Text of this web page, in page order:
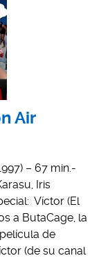
Air
– 67 min.-
Iris
Víctor (El
a ButaCage, la
de
(de su canal